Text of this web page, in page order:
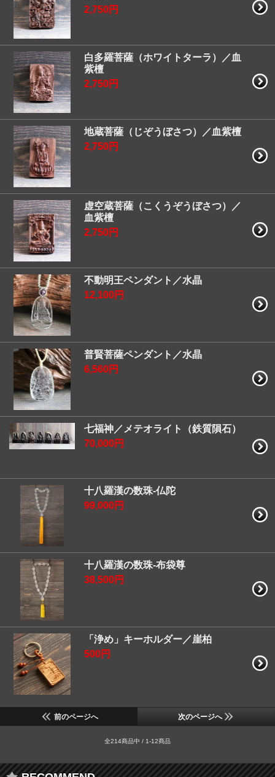
2,750円
白多羅菩薩（ホワイトターラ）／血
紫檀
2,750円
地蔵菩薩（じぞうぼさつ）／血紫檀
2,750円
虚空蔵菩薩（こくうぞうぼさつ）／
血紫檀
2,750円
不動明王ペンダント／水晶
12,100円
普賢菩薩ペンダント／水晶
6,560円
七福神／メテオライト（鉄質隕石）
70,000円
十八羅漢の数珠-仏陀
99,000円
十八羅漢の数珠-布袋尊
38,500円
「浄め」キーホルダー／崖柏
500円
前のページへ 次のページへ
全214商品中 / 1-12商品